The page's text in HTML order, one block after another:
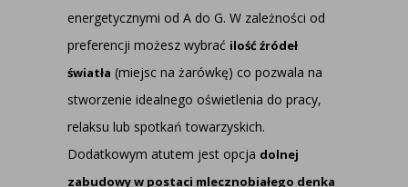
energetycznymi od A do G. W zależności od
preferencji możesz wybrać ilość źródeł
światła (miejsc na żarówkę) co pozwala na
stworzenie idealnego oświetlenia do pracy,
relaksu lub spotkań towarzyskich.
Dodatkowym atutem jest opcja dolnej
zabudowy w postaci mlecznobiałego denka